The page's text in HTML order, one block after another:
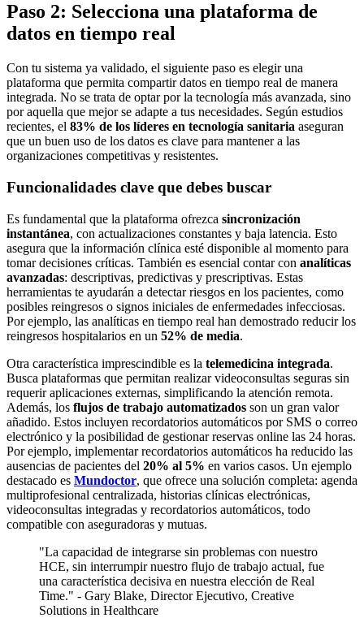
Paso 2: Selecciona una plataforma de
datos en tiempo real
Con tu sistema ya validado, el siguiente paso es elegir una
plataforma que permita compartir datos en tiempo real de manera
integrada. No se trata de optar por la tecnología más avanzada, sino
por aquella que mejor se adapte a tus necesidades. Según estudios
recientes, el 83% de los líderes en tecnología sanitaria aseguran
que un buen uso de los datos es clave para mantener a las
organizaciones competitivas y resistentes.
Funcionalidades clave que debes buscar
Es fundamental que la plataforma ofrezca sincronización
instantánea, con actualizaciones constantes y baja latencia. Esto
asegura que la información clínica esté disponible al momento para
tomar decisiones críticas. También es esencial contar con analíticas
avanzadas: descriptivas, predictivas y prescriptivas. Estas
herramientas te ayudarán a detectar riesgos en los pacientes, como
posibles reingresos o signos iniciales de enfermedades infecciosas.
Por ejemplo, las analíticas en tiempo real han demostrado reducir los
reingresos hospitalarios en un 52% de media.
Otra característica imprescindible es la telemedicina integrada.
Busca plataformas que permitan realizar videoconsultas seguras sin
requerir aplicaciones externas, simplificando la atención remota.
Además, los flujos de trabajo automatizados son un gran valor
añadido. Estos incluyen recordatorios automáticos por SMS o correo
electrónico y la posibilidad de gestionar reservas online las 24 horas.
Por ejemplo, implementar recordatorios automáticos ha reducido las
ausencias de pacientes del 20% al 5% en varios casos. Un ejemplo
destacado es Mundoctor, que ofrece una solución completa: agenda
multiprofesional centralizada, historias clínicas electrónicas,
videoconsultas integradas y recordatorios automáticos, todo
compatible con aseguradoras y mutuas.
"La capacidad de integrarse sin problemas con nuestro
HCE, sin interrumpir nuestro flujo de trabajo actual, fue
una característica decisiva en nuestra elección de Real
Time." - Gary Blake, Director Ejecutivo, Creative
Solutions in Healthcare